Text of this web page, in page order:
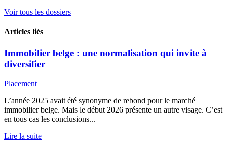
Voir tous les dossiers
Articles liés
Immobilier belge : une normalisation qui invite à
diversifier
Placement
L’année 2025 avait été synonyme de rebond pour le marché
immobilier belge. Mais le début 2026 présente un autre visage. C’est
en tous cas les conclusions...
Lire la suite